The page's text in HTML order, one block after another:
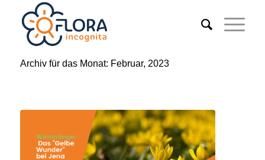
Archiv für das Monat: Februar, 2023